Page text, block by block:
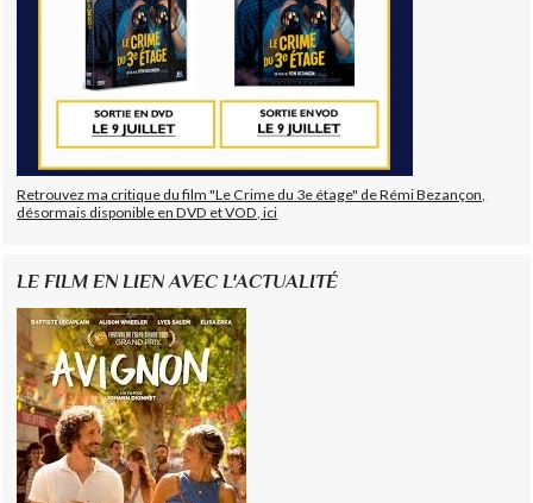
Retrouvez ma critique du film "Le Crime du 3e étage" de Rémi Bezançon,
désormais disponible en DVD et VOD, ici
LE FILM EN LIEN AVEC L'ACTUALITÉ